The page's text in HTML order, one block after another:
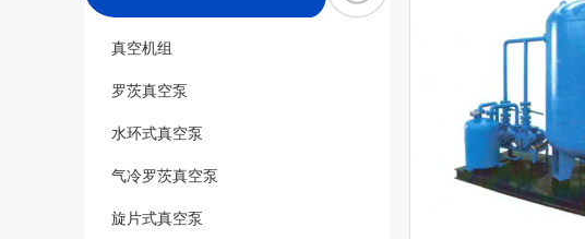
真空机组
罗茨真空泵
水环式真空泵
气冷罗茨真空泵
旋片式真空泵